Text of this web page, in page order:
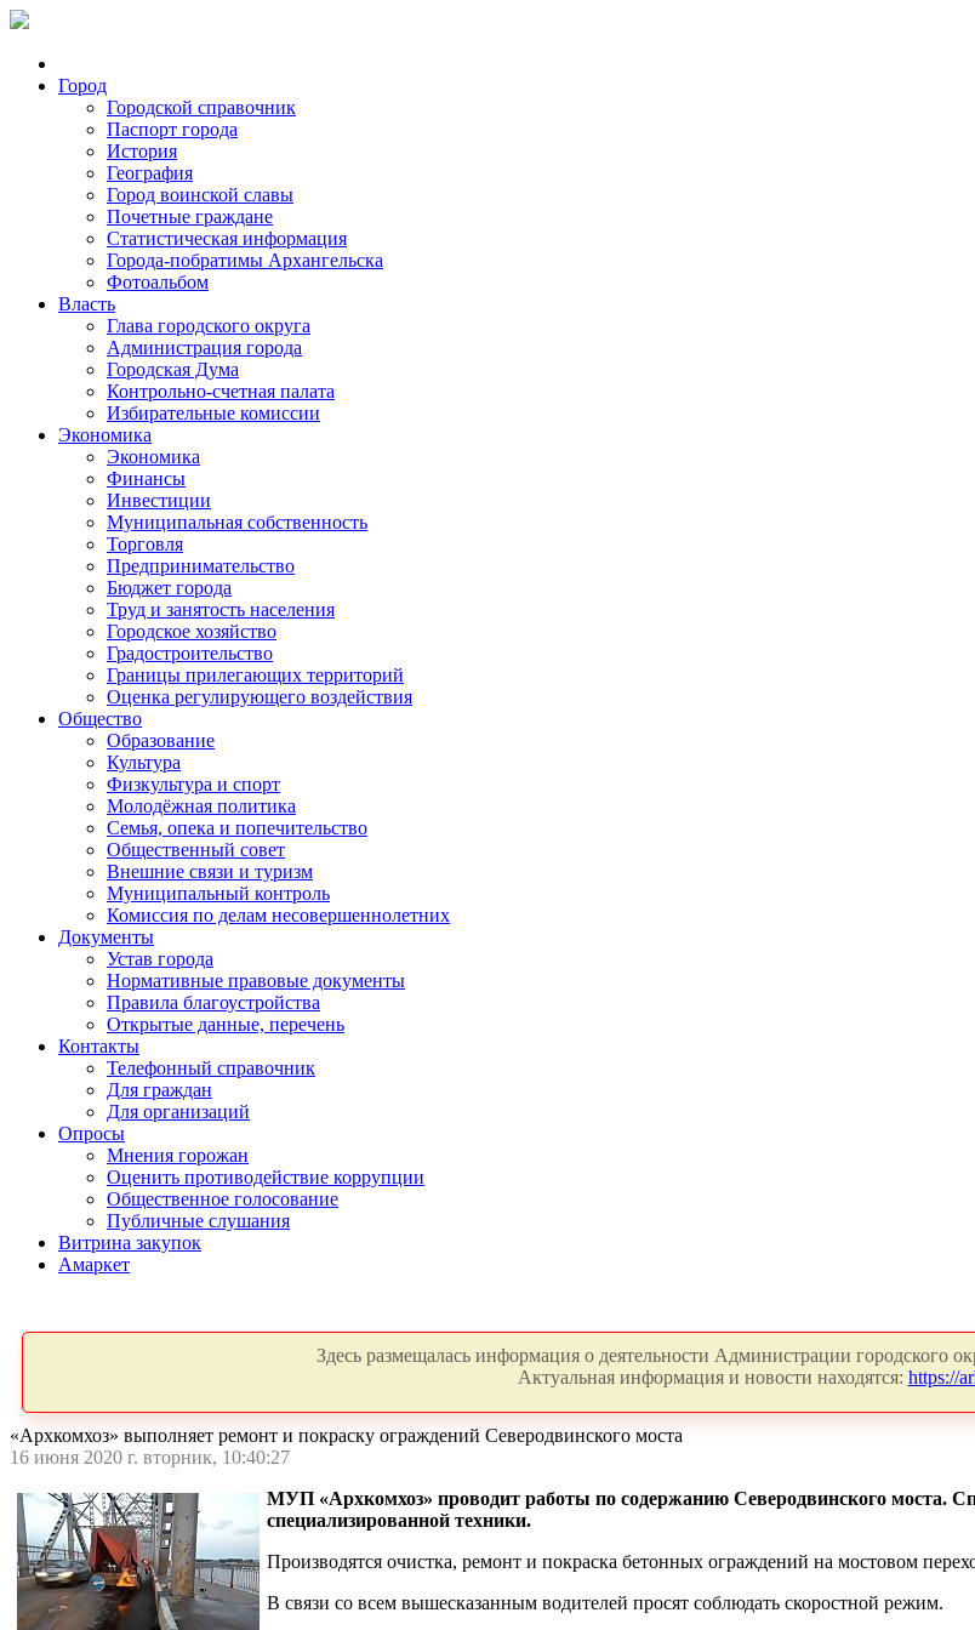
Город
Городской справочник
Паспорт города
История
География
Город воинской славы
Почетные граждане
Статистическая информация
Города-побратимы Архангельска
Фотоальбом
Власть
Глава городского округа
Администрация города
Городская Дума
Контрольно-счетная палата
Избирательные комиссии
Экономика
Экономика
Финансы
Инвестиции
Муниципальная собственность
Торговля
Предпринимательство
Бюджет города
Труд и занятость населения
Городское хозяйство
Градостроительство
Границы прилегающих территорий
Оценка регулирующего воздействия
Общество
Образование
Культура
Физкультура и спорт
Молодёжная политика
Семья, опека и попечительство
Общественный совет
Внешние связи и туризм
Муниципальный контроль
Комиссия по делам несовершеннолетних
Документы
Устав города
Нормативные правовые документы
Правила благоустройства
Открытые данные, перечень
Контакты
Телефонный справочник
Для граждан
Для организаций
Опросы
Мнения горожан
Оценить противодействие коррупции
Общественное голосование
Публичные слушания
Витрина закупок
Амаркет
Здесь размещалась информация о деятельности Администрации городского
Актуальная информация и новости находятся: https://
«Архкомхоз» выполняет ремонт и покраску ограждений Северодвинского моста
16 июня 2020 г. вторник, 10:40:27
МУП «Архкомхоз» проводит работы по содержанию Северодвинского моста.
специализированной техники.
Производятся очистка, ремонт и покраска бетонных ограждений на мостовом
В связи со всем вышесказанным водителей просят соблюдать скоростной режим.